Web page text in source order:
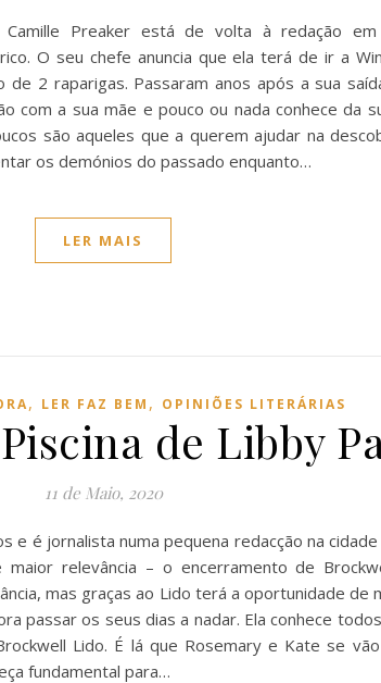
Camille Preaker está de volta à redação
O seu chefe anuncia que ela terá de ir a
2 raparigas. Passaram anos após a sua
com a sua mãe e pouco ou nada conhece da
são aqueles que a querem ajudar na
os demónios do passado enquanto…
LER MAIS
, LER FAZ BEM , OPINIÕES LITERÁRIAS
de Libby
11 de Maio, 2020
e é jornalista numa pequena redacção na
relevância – o encerramento de
mas graças ao Lido terá a oportunidade de
passar os seus dias a nadar. Ela conhece
Lido. É lá que Rosemary e Kate se
fundamental para…